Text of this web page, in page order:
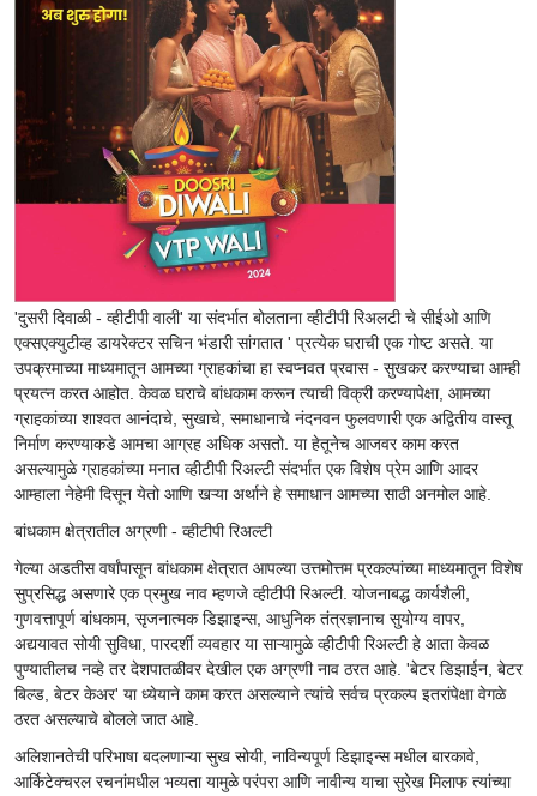
'दुसरी दिवाळी - व्हीटीपी वाली' या संदर्भात बोलताना व्हीटीपी रिअलटी चे सीईओ आणि
एक्सएक्युटीव्ह डायरेक्टर सचिन भंडारी सांगतात ' प्रत्येक घराची एक गोष्ट असते. या
उपक्रमाच्या माध्यमातून आमच्या ग्राहकांचा हा स्वप्नवत प्रवास - सुखकर करण्याचा आम्ही
प्रयत्न करत आहोत. केवळ घराचे बांधकाम करून त्याची विक्री करण्यापेक्षा, आमच्या
ग्राहकांच्या शाश्वत आनंदाचे, सुखाचे, समाधानाचे नंदनवन फुलवणारी एक अद्वितीय वास्तू
निर्माण करण्याकडे आमचा आग्रह अधिक असतो. या हेतूनेच आजवर काम करत
असल्यामुळे ग्राहकांच्या मनात व्हीटीपी रिअल्टी संदर्भात एक विशेष प्रेम आणि आदर
आम्हाला नेहेमी दिसून येतो आणि खऱ्या अर्थाने हे समाधान आमच्या साठी अनमोल आहे.
बांधकाम क्षेत्रातील अग्रणी - व्हीटीपी रिअल्टी
गेल्या अडतीस वर्षांपासून बांधकाम क्षेत्रात आपल्या उत्तमोत्तम प्रकल्पांच्या माध्यमातून विशेष
सुप्रसिद्ध असणारे एक प्रमुख नाव म्हणजे व्हीटीपी रिअल्टी. योजनाबद्ध कार्यशैली,
गुणवत्तापूर्ण बांधकाम, सृजनात्मक डिझाइन्स, आधुनिक तंत्रज्ञानाच सुयोग्य वापर,
अद्ययावत सोयी सुविधा, पारदर्शी व्यवहार या साऱ्यामुळे व्हीटीपी रिअल्टी हे आता केवळ
पुण्यातीलच नव्हे तर देशपातळीवर देखील एक अग्रणी नाव ठरत आहे. 'बेटर डिझाईन, बेटर
बिल्ड, बेटर केअर' या ध्येयाने काम करत असल्याने त्यांचे सर्वच प्रकल्प इतरांपेक्षा वेगळे
ठरत असल्याचे बोलले जात आहे.
अलिशानतेची परिभाषा बदलणाऱ्या सुख सोयी, नाविन्यपूर्ण डिझाइन्स मधील बारकावे,
आर्किटेक्चरल रचनांमधील भव्यता यामुळे परंपरा आणि नावीन्य याचा सुरेख मिलाफ त्यांच्या